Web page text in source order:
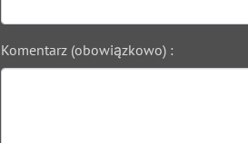
Komentarz (obowiązkowo) :